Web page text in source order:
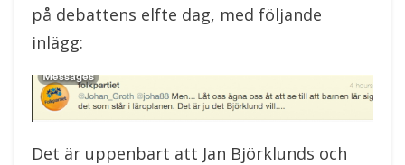
på debattens elfte dag, med följande
inlägg:
Det är uppenbart att Jan Björklunds och